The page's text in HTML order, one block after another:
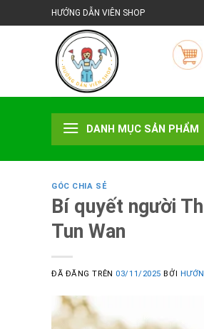
đến
HƯỚNG DẪN VIÊN SHOP
DANH MỤC SẢN PHẨM
GÓC CHIA SẺ
Bí quyết người
Tun Wan
ĐÃ ĐĂNG TRÊN 03/11/2025 BỞI